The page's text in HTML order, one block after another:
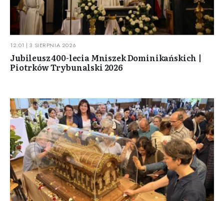
12:01 | 3 SIERPNIA 2026
Jubileusz 400-lecia Mniszek Dominikańskich |
Piotrków Trybunalski 2026